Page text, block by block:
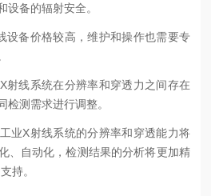
设备的辐射安全。
设备价格较高，维护和操作也需要专
射线系统在分辨率和穿透力之间存在
检测需求进行调整。
业X射线系统的分辨率和穿透能力将
、自动化，检测结果的分析将更加精
持。